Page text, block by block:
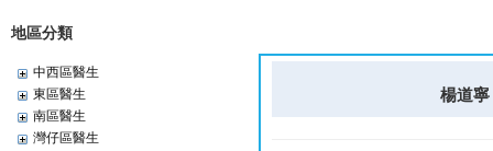
地區分類
中西區醫生
東區醫生
南區醫生
灣仔區醫生
楊道